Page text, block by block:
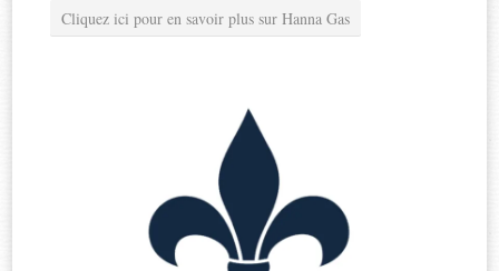
Cliquez ici pour en savoir plus sur Hanna Gas